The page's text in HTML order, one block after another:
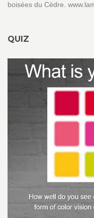
boisées du Cèdre.
QUIZ